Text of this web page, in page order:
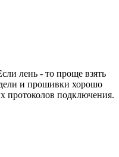
лень - то проще взять
и прошивки хорошо
протоколов подключения.